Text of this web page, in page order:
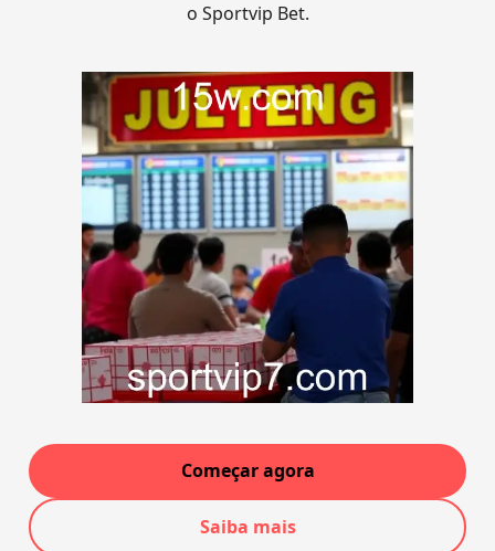
o Sportvip Bet.
Começar agora
Saiba mais